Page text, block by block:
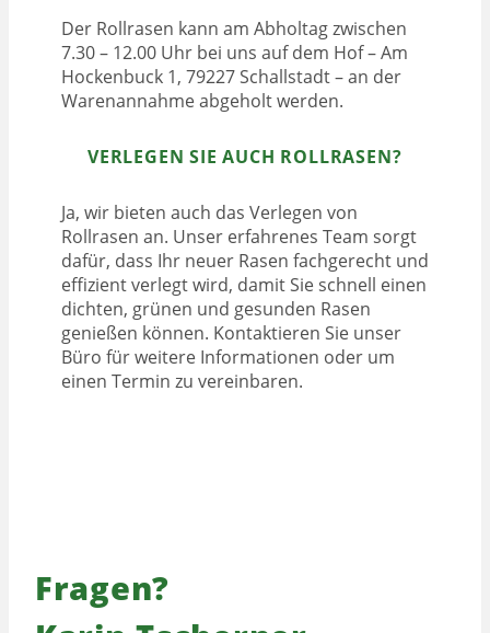
Der Rollrasen kann am Abholtag zwischen
7.30 – 12.00 Uhr bei uns auf dem Hof – Am
Hockenbuck 1, 79227 Schallstadt – an der
Warenannahme abgeholt werden.
VERLEGEN SIE AUCH ROLLRASEN?
Ja, wir bieten auch das Verlegen von
Rollrasen an. Unser erfahrenes Team sorgt
dafür, dass Ihr neuer Rasen fachgerecht und
effizient verlegt wird, damit Sie schnell einen
dichten, grünen und gesunden Rasen
genießen können. Kontaktieren Sie unser
Büro für weitere Informationen oder um
einen Termin zu vereinbaren.
Fragen?